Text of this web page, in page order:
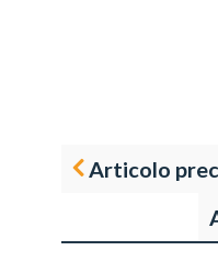
Articolo